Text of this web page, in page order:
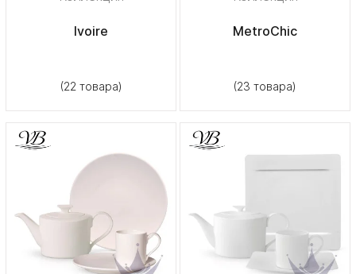
Ivoire
(22 товара)
MetroChic
(23 товара)